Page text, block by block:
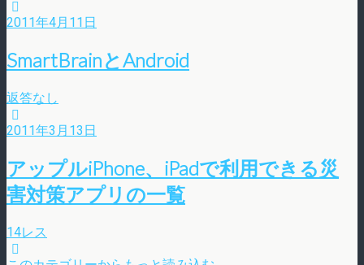
2011年4月11日
SmartBrainとAndroid
返答なし
2011年3月13日
アップルiPhone、iPadで利用できる災
害対策アプリの一覧
14レス